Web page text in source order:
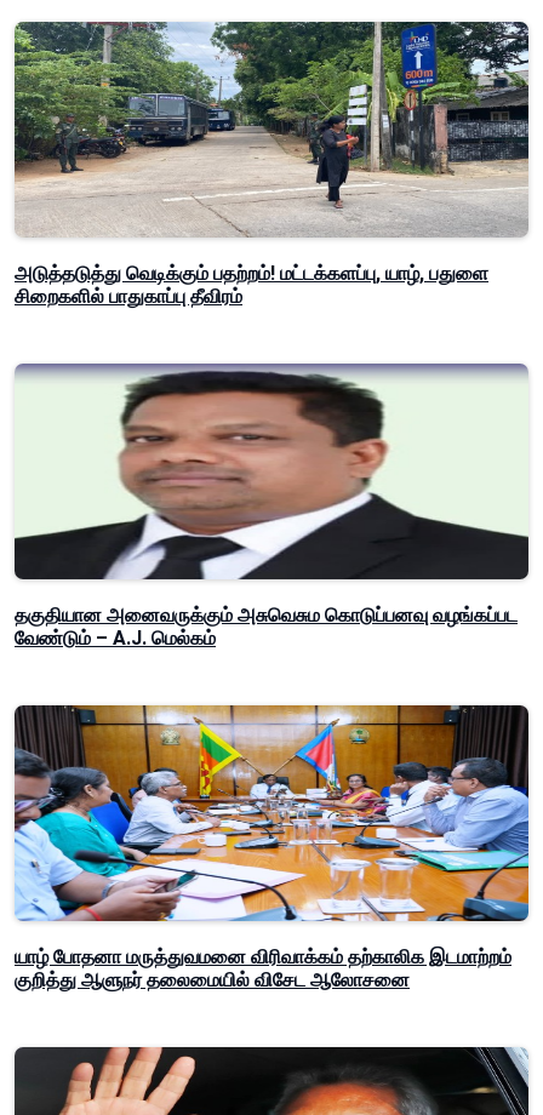
அடுத்தடுத்து வெடிக்கும் பதற்றம்! மட்டக்களப்பு, யாழ், பதுளை
சிறைகளில் பாதுகாப்பு தீவிரம்
தகுதியான அனைவருக்கும் அசுவெசும கொடுப்பனவு வழங்கப்பட
வேண்டும் – A.J. மெல்கம்
யாழ் போதனா மருத்துவமனை விரிவாக்கம் தற்காலிக இடமாற்றம்
குறித்து ஆளுநர் தலைமையில் விசேட ஆலோசனை